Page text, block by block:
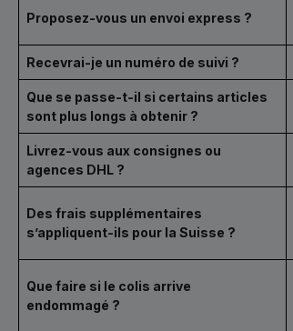
Proposez-vous un envoi express ?
Recevrai-je un numéro de suivi ?
Que se passe-t-il si certains articles
sont plus longs à obtenir ?
Livrez-vous aux consignes ou
agences DHL ?
Des frais supplémentaires
s’appliquent-ils pour la Suisse ?
Que faire si le colis arrive
endommagé ?